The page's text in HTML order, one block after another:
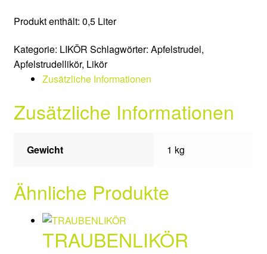
AGB
Suche
Öffnungszeiten
Kontakt
Partner
Impressum
Datenschutzerklärung
Produkt enthält: 0,5 Liter
Kategorie: LIKÖR Schlagwörter: Apfelstrudel,
Apfelstrudellikör, Likör
Zusätzliche Informationen
Zusätzliche Informationen
Gewicht 1 kg
Ähnliche Produkte
TRAUBENLIKÖR